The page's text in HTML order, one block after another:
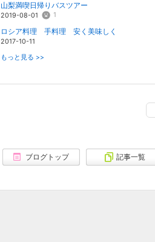
山梨満喫日帰りバスツアー
2019-08-01 1
ロシア料理 手料理 安く美味しく
2017-10-11
もっと見る >>
ブログトップ 記事一覧